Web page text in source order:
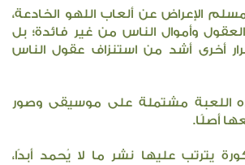
الإعراض عن ألعاب اللهو الخادعة،
وأموال الناس من غير فائدة؛ بل
أخرى أشد من استنزاف عقول الناس
اللعبة مشتملة على موسيقى وصور
أصلًا.
يترتب عليها نشر ما لا يُحمد أبدًا،